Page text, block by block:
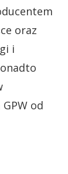
oraz
i
od